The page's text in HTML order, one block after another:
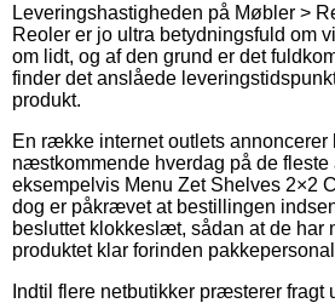
Leveringshastigheden på Møbler >
Reoler er jo ultra betydningsfuld om
om lidt, og af den grund er det
finder det anslåede
produkt.
En række internet outlets annoncerer
næstkommende hverdag på de fleste
eksempelvis Menu Zet Shelves 2×2
dog er påkrævet at bestillingen
besluttet klokkeslæt, sådan at de har
produktet klar forinden
Indtil flere netbutikker præsterer fragt